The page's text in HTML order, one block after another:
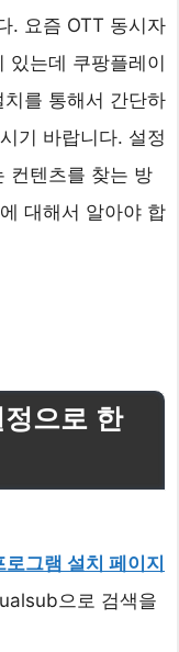
. 요즘 OTT 동시자
있는데 쿠팡플레이
를 통해서 간단하
기 바랍니다. 설정
컨텐츠를 찾는 방
대해서 알아야 합
으로 한
로그램 설치 페이지
으로 검색을